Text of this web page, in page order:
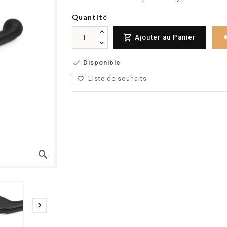
search

Quantité
 Ajouter au Panier
 Disponible
favorite_border Liste de souhaits